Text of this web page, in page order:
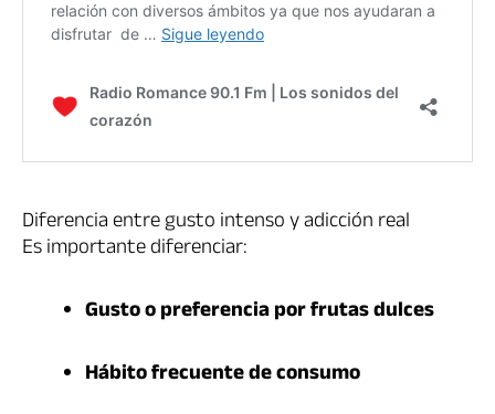
Diferencia entre gusto intenso y adicción real
Es importante diferenciar:
Gusto o preferencia por frutas dulces
Hábito frecuente de consumo